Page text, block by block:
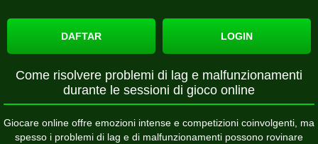
DAFTAR LOGIN
Come risolvere problemi di lag e malfunzionamenti
durante le sessioni di gioco online
Giocare online offre emozioni intense e competizioni coinvolgenti, ma
spesso i problemi di lag e di malfunzionamenti possono rovinare